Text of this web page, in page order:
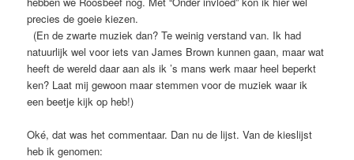
precies de goeie kiezen.
(En de zwarte muziek dan? Te weinig verstand van. Ik had
natuurlijk wel voor iets van James Brown kunnen gaan, maar wat
heeft de wereld daar aan als ik ’s mans werk maar heel beperkt
ken? Laat mij gewoon maar stemmen voor de muziek waar ik
een beetje kijk op heb!)
Oké, dat was het commentaar. Dan nu de lijst. Van de kieslijst
heb ik genomen: